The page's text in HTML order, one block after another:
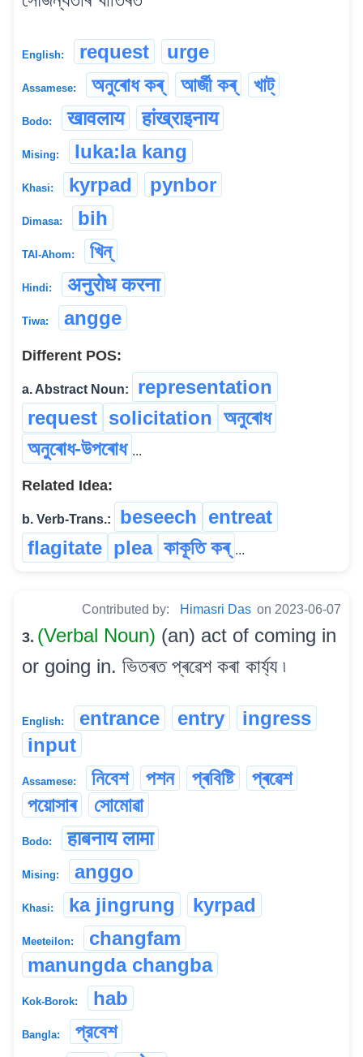
English: request urge
Assamese: অনুৰোধ কৰ্ আৰ্জী কৰ্ খাট্
Bodo: खावलाय हांख्राइनाय
Mising: luka:la kang
Khasi: kyrpad pynbor
Dimasa: bih
TAI-Ahom: খিন্
Hindi: अनुरोध करना
Tiwa: angge
Different POS:
a. Abstract Noun:
representation
request solicitation অনুৰোধ
অনুৰোধ-উপৰোধ ...
Related Idea:
b. Verb-Trans.: beseech entreat
flagitate plea কাকূতি কৰ্ ...
Contributed by: Himasri Das on 2023-06-07
3. (Verbal Noun) (an) act of coming in
or going in. ভিতৰত প্ৰৱেশ কৰা কাৰ্য্য ৷
English: entrance entry
ingress
input
Assamese: নিবেশ পশন প্ৰবিষ্টি
প্ৰৱেশ
পয়োসাৰ
সোমোৱা
Bodo: हाबनाय लामा
Mising: anggo
Khasi: ka jingrung kyrpad
Meeteilon:
changfam
manungda changba
Kok-Borok: hab
Bangla:
প্রবেশ